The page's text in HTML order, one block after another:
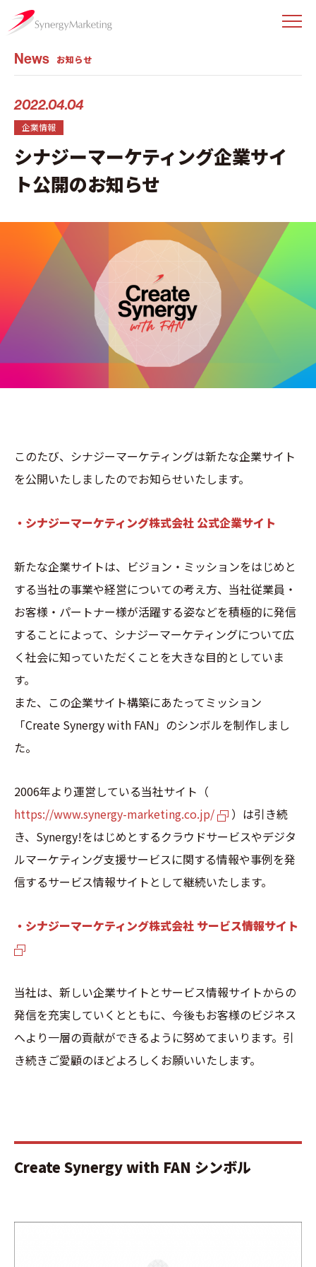
News お知らせ
シナジーマーケティング企業サイ
ト公開のお知らせ
2022.04.04
企業情報
このたび、シナジーマーケティングは新たな企業サイト
を公開いたしましたのでお知らせいたします。
・シナジーマーケティング株式会社 公式企業サイト
新たな企業サイトは、ビジョン・ミッションをはじめと
する当社の事業や経営についての考え方、当社従業員・
お客様・パートナー様が活躍する姿などを積極的に発信
することによって、シナジーマーケティングについて広
く社会に知っていただくことを大きな目的としていま
す。
また、この企業サイト構築にあたってミッション
「Create Synergy with FAN」のシンボルを制作しまし
た。
2006年より運営している当社サイト（
https://www.synergy-marketing.co.jp/
）は引き続
き、Synergy!をはじめとするクラウドサービスやデジタ
ルマーケティング支援サービスに関する情報や事例を発
信するサービス情報サイトとして継続いたします。
・シナジーマーケティング株式会社 サービス情報サイト
当社は、新しい企業サイトとサービス情報サイトからの
発信を充実していくとともに、今後もお客様のビジネス
へより一層の貢献ができるように努めてまいります。引
き続きご愛顧のほどよろしくお願いいたします。
Create Synergy with FAN シンボル